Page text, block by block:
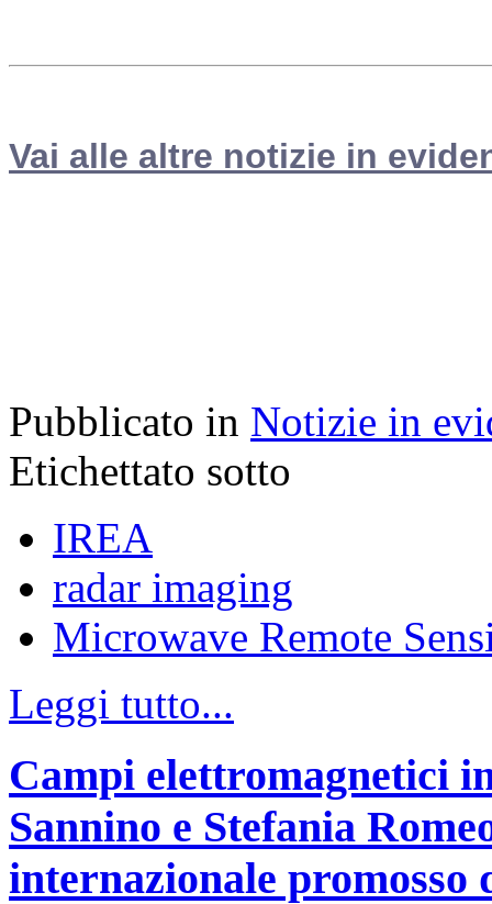
Vai alle altre notizie in
Pubblicato in Notizie in
Etichettato sotto
IREA
radar imaging
Microwave Remote
Leggi tutto...
Campi elettromagnetici
Sannino e Stefania
internazionale promosso